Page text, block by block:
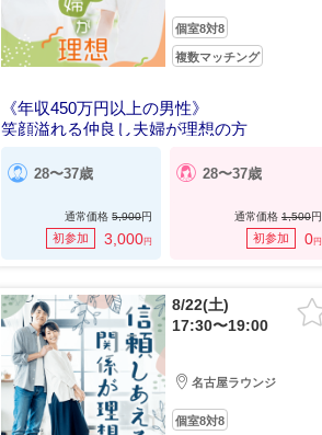
個室8対8
複数マッチング
《年収450万円以上の男性》
笑顔溢れる仲良し夫婦が理想の方
28〜37歳
通常価格5,900円
初参加 3,000円
28〜37歳
通常価格 1,500円
初参加 0円
8/22(土)
17:30〜19:00
名古屋ラウンジ
個室8対8